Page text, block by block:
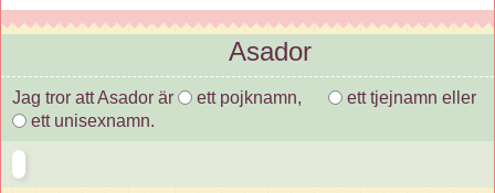
Asador
Jag tror att Asador är ett pojknamn,
ett tjejnamn eller
ett unisexnamn.